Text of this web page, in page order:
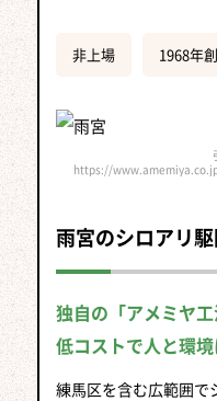
非上場 1968年
https://
雨宮のシロアリ
独自の「アメミヤ工
低コストで人と環
練馬区を含む広範囲で